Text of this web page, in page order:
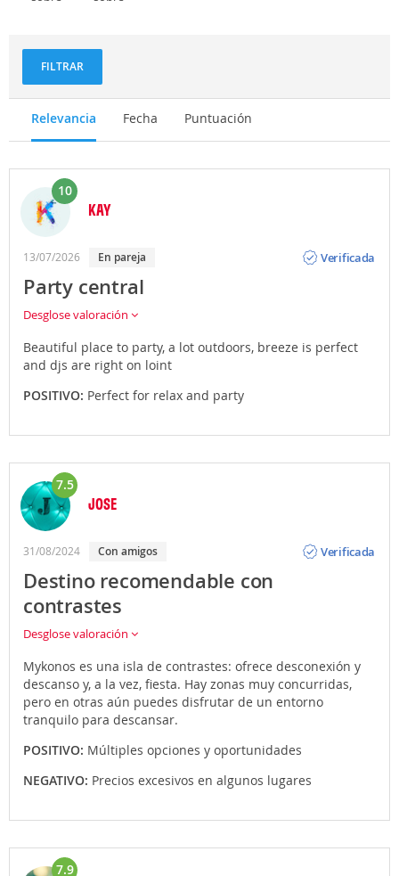
FILTRAR
Relevancia Fecha Puntuación
10
KAY
13/07/2026 En pareja
Verificada
Party central
Desglose valoración
Beautiful place to party, a lot outdoors, breeze is perfect
and djs are right on loint
POSITIVO: Perfect for relax and party
7.5
JOSE
31/08/2024 Con amigos
Verificada
Destino recomendable con
contrastes
Desglose valoración
Mykonos es una isla de contrastes: ofrece desconexión y
descanso y, a la vez, fiesta. Hay zonas muy concurridas,
pero en otras aún puedes disfrutar de un entorno
tranquilo para descansar.
POSITIVO: Múltiples opciones y oportunidades
NEGATIVO: Precios excesivos en algunos lugares
7.9